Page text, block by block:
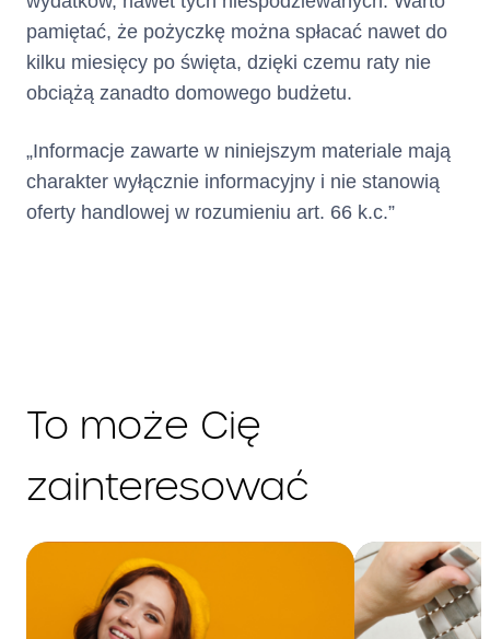
pamiętać, że pożyczkę można spłacać nawet do
kilku miesięcy po święta, dzięki czemu raty nie
obciążą zanadto domowego budżetu.
„Informacje zawarte w niniejszym materiale mają
charakter wyłącznie informacyjny i nie stanowią
oferty handlowej w rozumieniu art. 66 k.c.”
To może Cię
zainteresować